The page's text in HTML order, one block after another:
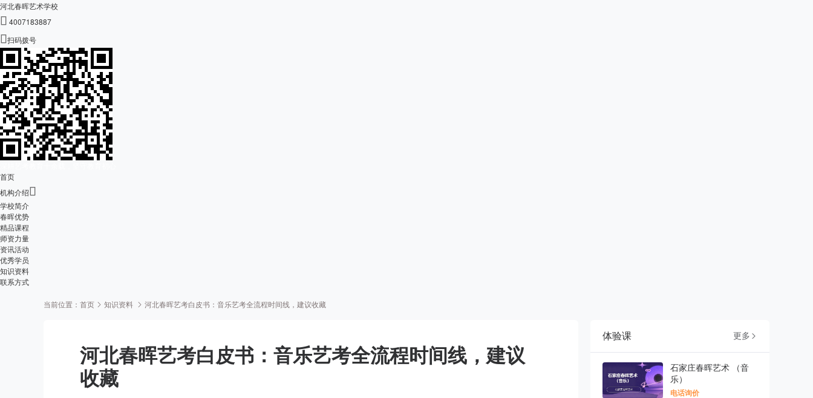
河北春晖艺术学校
 4007183887
扫码拨号
首页
机构介绍
学校简介
春晖优势
精品课程
师资力量
资讯活动
优秀学员
知识资料
联系方式
当前位置： 首页 知识资料 河北春晖艺考白皮书：音乐艺考全流程时间线，建议收藏
河北春晖艺考白皮书：音乐艺考全流程时间线，建议
收藏
体验课 更多 
石家庄春晖艺术 （音
乐）
电话询价